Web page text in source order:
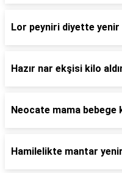
Lor peyniri diyette yenir
Hazır nar ekşisi kilo
Neocate mama bebege
Hamilelikte mantar